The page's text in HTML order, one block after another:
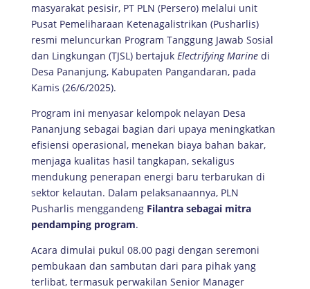
masyarakat pesisir, PT PLN (Persero) melalui unit
Pusat Pemeliharaan Ketenagalistrikan (Pusharlis)
resmi meluncurkan Program Tanggung Jawab Sosial
dan Lingkungan (TJSL) bertajuk Electrifying Marinedi
Desa Pananjung, Kabupaten Pangandaran, pada
Kamis (26/6/2025).
Program ini menyasar kelompok nelayan Desa
Pananjung sebagai bagian dari upaya meningkatkan
efisiensi operasional, menekan biaya bahan bakar,
menjaga kualitas hasil tangkapan, sekaligus
mendukung penerapan energi baru terbarukan di
sektor kelautan. Dalam pelaksanaannya, PLN
Pusharlis menggandeng Filantra sebagai mitra
pendamping program.
Acara dimulai pukul 08.00 pagi dengan seremoni
pembukaan dan sambutan dari para pihak yang
terlibat, termasuk perwakilan Senior Manager